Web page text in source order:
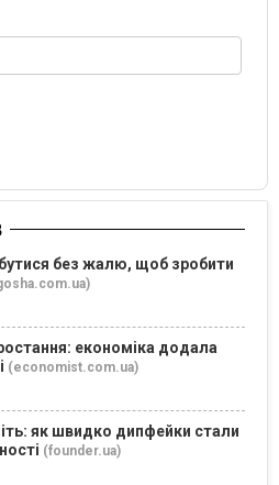
без жалю, щоб зробити
економіка додала
(economist.com.ua)
як швидко дипфейки стали
(founder.ua)